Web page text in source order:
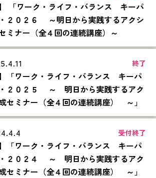
】 「ワーク・ライフ・バランス キーパ
２０２６ ～明日から実践するアクシ
ミナー（全４回の連続講座）～
終了
】「ワーク・ライフ・バランス キーパ
２０２５ ～ 明日から実践するアク
セミナー（全４回の連続講座） ～」
受付終了
】「ワーク・ライフ・バランス キーパ
２０２４ ～ 明日から実践するアク
セミナー（全４回の連続講座） ～」